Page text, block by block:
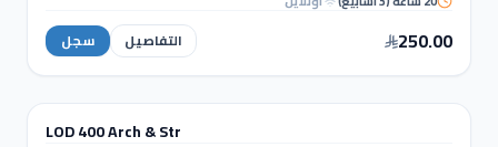
Interior Design using
250.00 التفاصيل سجل
BIM & REVIT
LOD 400 Arch & Str